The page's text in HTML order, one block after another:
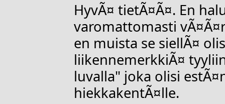
HyvÃ¤ tietÃ¤Ã¤. En
varomattomasti
en muista se siellÃ¤
liikennemerkkiÃ¤
luvalla" joka olisi
hiekkakentÃ¤lle.